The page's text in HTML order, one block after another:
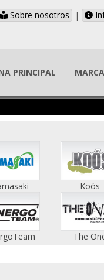
Sobre nosotros |
PRINCIPAL
Koós
The